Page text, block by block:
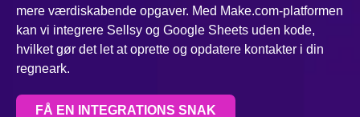
mere værdiskabende opgaver. Med Make.com-platformen
kan vi integrere Sellsy og Google Sheets uden kode,
hvilket gør det let at oprette og opdatere kontakter i din
regneark.
FÅ EN INTEGRATIONS SNAK